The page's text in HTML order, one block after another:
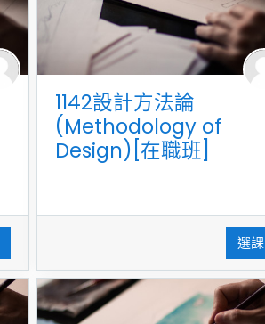
1142設計方法論
(Methodology of
Design)[在職班]
選課